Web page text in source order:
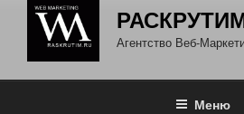
Агентство Веб-
Меню